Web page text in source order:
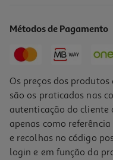
Métodos de Pagamento
Os preços dos
são os praticados nas
autenticação do cliente
apenas como
e recolhas no código
login e em função da